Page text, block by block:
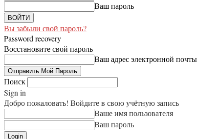
Ваш пароль
Вы забыли свой пароль?
Password recovery
Восстановите свой пароль
Ваш адрес электронной почты
Поиск
Sign in
Добро пожаловать! Войдите в свою учётную запись
Ваше имя пользователя
Ваш пароль